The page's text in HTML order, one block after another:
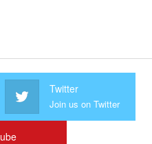
Twitter
Join us on Twitter